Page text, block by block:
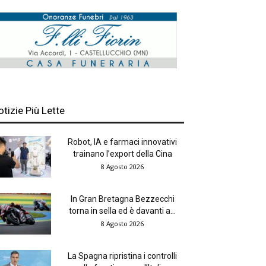
Più Lette
Robot, IA e farmaci innovativi
trainano l’export della Cina
8 Agosto 2026
In Gran Bretagna Bezzecchi
torna in sella ed è davanti a...
8 Agosto 2026
La Spagna ripristina i controlli